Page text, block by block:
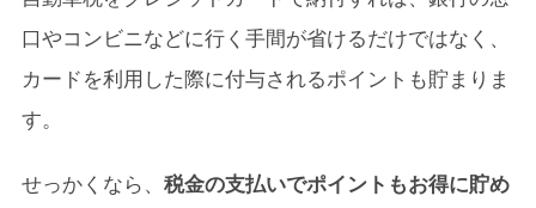
口やコンビニなどに行く手間が省けるだけではなく、
カードを利用した際に付与されるポイントも貯まりま
す。
せっかくなら、 税金の支払いでポイントもお得に貯め